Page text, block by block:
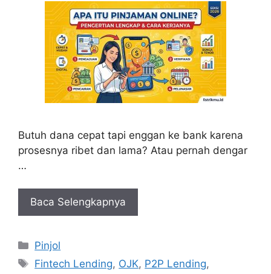
Butuh dana cepat tapi enggan ke bank karena
prosesnya ribet dan lama? Atau pernah dengar
…
Baca Selengkapnya
Kategori
Pinjol
Tag
Fintech Lending, OJK, P2P Lending,